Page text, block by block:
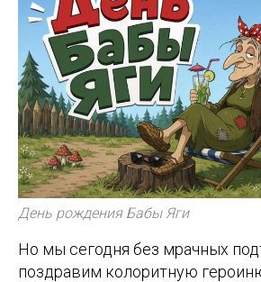
День рождения Бабы Яги
Но мы сегодня без мрачных
поздравим колоритную